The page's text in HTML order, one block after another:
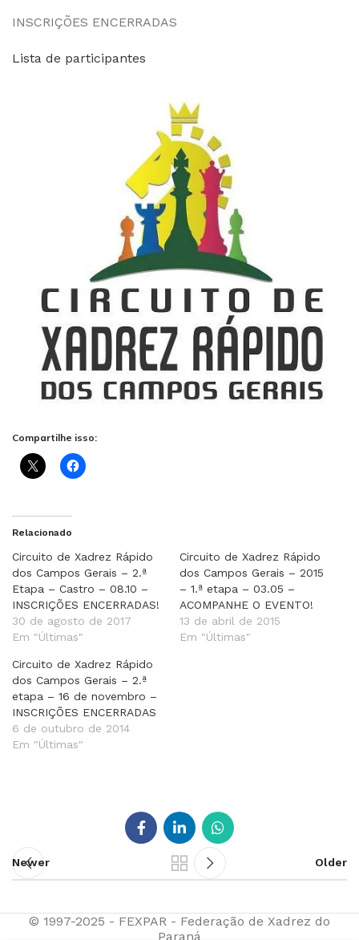
INSCRIÇÕES ENCERRADAS
Lista de participantes
Compartilhe isso:
Relacionado
Circuito de Xadrez Rápido
dos Campos Gerais – 2.ª
Etapa – Castro – 08.10 –
INSCRIÇÕES ENCERRADAS!
30 de agosto de 2017
Em "Últimas"
Circuito de Xadrez Rápido
dos Campos Gerais – 2015
– 1.ª etapa – 03.05 –
ACOMPANHE O EVENTO!
13 de abril de 2015
Em "Últimas"
Circuito de Xadrez Rápido
dos Campos Gerais – 2.ª
etapa – 16 de novembro –
INSCRIÇÕES ENCERRADAS
6 de outubro de 2014
Em "Últimas"
Newer Older
© 1997-2025 - FEXPAR - Federação de Xadrez do
Paraná